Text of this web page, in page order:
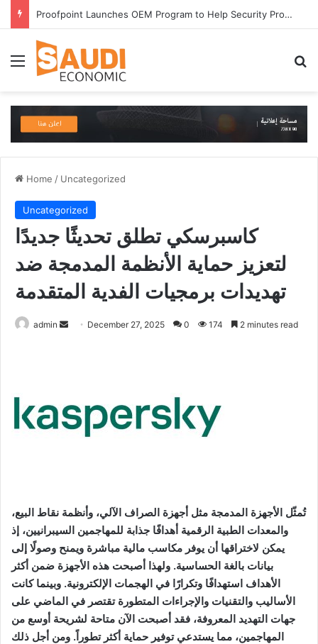
Proofpoint Launches OEM Program to Help Security Providers Embed Trusted Threat Intelligence and Detection Capabilities
Menu
Home / Uncategorized
Uncategorized
كاسبرسكي تطلق تحديثًا جديدًا
لتعزيز حماية الأنظمة المدمجة ضد
تهديدات برمجيات الفدية المتقدمة
admin
n
e
December 27, 2025 0 174 2 minutes read
تُمثّل الأجهزة المدمجة مثل أجهزة الصراف الآلي، وأنظمة نقاط البيع،
والمعدات الطبية الرقمية أهدافًا جذابة للمهاجمين السيبرانيين، إذ
يمكن لاختراقها أن يوفر مكاسب مالية مباشرة ويمنح وصولًا إلى
بيانات بالغة الحساسية. ولهذا أصبحت هذه الأجهزة ضمن أكثر
الأهداف استهدافًا وتكرارًا في الهجمات الإلكترونية. وبينما كانت
الأساليب والتقنيات والإجراءات المتطورة تقتصر في الماضي على
جهات التهديد المعروفة، فقد أصبحت الآن متاحة لشريحة أوسع من
المهاجمين، مما يستدعي توفير حماية أكثر تطوراً. ومن أجل ذلك